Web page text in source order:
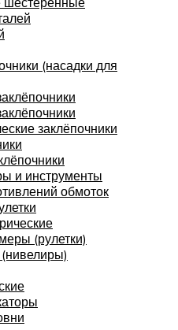
(насадки для
заклёпочники
и инструменты
обмоток
(рулетки)